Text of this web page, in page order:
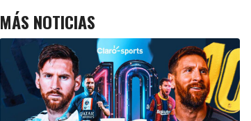
MÁS NOTICIAS